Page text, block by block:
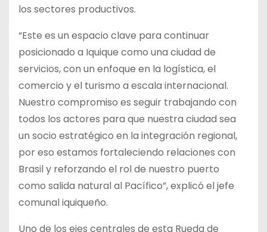
los sectores productivos.
“Este es un espacio clave para continuar
posicionado a Iquique como una ciudad de
servicios, con un enfoque en la logística, el
comercio y el turismo a escala internacional.
Nuestro compromiso es seguir trabajando con
todos los actores para que nuestra ciudad sea
un socio estratégico en la integración regional,
por eso estamos fortaleciendo relaciones con
Brasil y reforzando el rol de nuestro puerto
como salida natural al Pacífico”, explicó el jefe
comunal iquiqueño.
Uno de los ejes centrales de esta Rueda de